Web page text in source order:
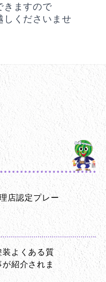
きますので
しくださいませ
店認定プレー
装よくある質
紹介されま